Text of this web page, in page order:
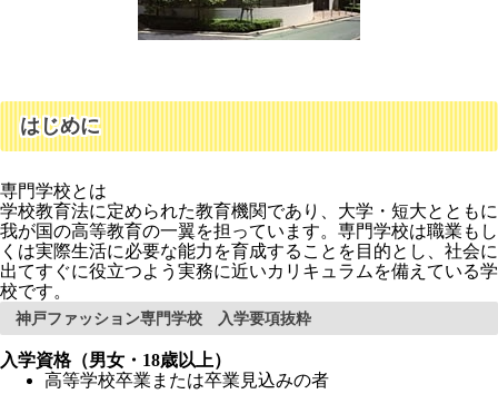
はじめに
専門学校とは
学校教育法に定められた教育機関であり、大学・短大とともに
我が国の高等教育の一翼を担っています。専門学校は職業もし
くは実際生活に必要な能力を育成することを目的とし、社会に
出てすぐに役立つよう実務に近いカリキュラムを備えている学
校です。
神戸ファッション専門学校 入学要項抜粋
入学資格（男女・18歳以上）
高等学校卒業または卒業見込みの者